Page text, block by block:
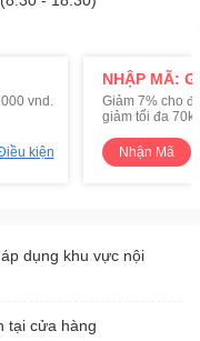
vnd.
kiện
NHẬP MÃ:
Giảm 7% cho
giảm tối đa 70k
Nhận Mã
dụng khu vực nội
tại cửa hàng